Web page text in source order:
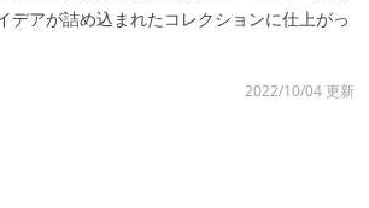
デアが詰め込まれたコレクションに仕上がっ
2022/10/04 更新